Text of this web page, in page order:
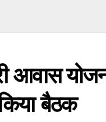
आवास
बैठक